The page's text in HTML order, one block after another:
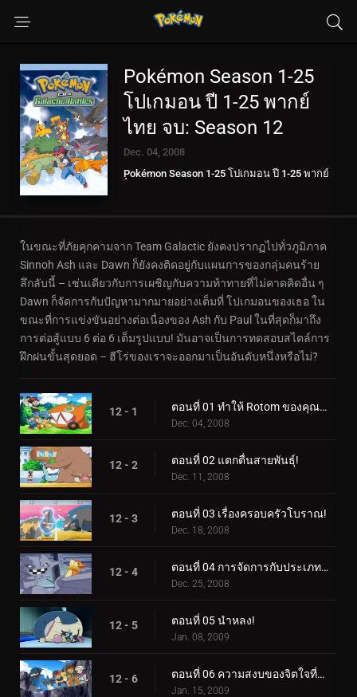
Pokémon Season 1-25
โปเกมอน ปี 1-25 พากย์
ไทย จบ: Season 12
Dec. 04, 2008
Pokémon Season 1-25 โปเกมอน ปี 1-25 พากย์
ในขณะที่ภัยคุกคามจาก Team Galactic ยังคงปรากฏไปทั่วภูมิภาค
Sinnoh Ash และ Dawn ก็ยังคงติดอยู่กับแผนการของกลุ่มคนร้าย
ลึกลับนี้ – เช่นเดียวกับการเผชิญกับความท้าทายที่ไม่คาดคิดอื่น ๆ
Dawn ก็จัดการกับปัญหามากมายอย่างเต็มที่ โปเกมอนของเธอ ใน
ขณะที่การแข่งขันอย่างต่อเนื่องของ Ash กับ Paul ในที่สุดก็มาถึง
การต่อสู้แบบ 6 ต่อ 6 เต็มรูปแบบ! มันอาจเป็นการทดสอบสไตล์การ
ฝึกฝนขั้นสุดยอด – ฮีโร่ของเราจะออกมาเป็นอันดับหนึ่งหรือไม่?
12 - 1 ตอนที่ 01 ทำให้ Rotom ของคุณทำงาน!
Dec. 04, 2008
12 - 2 ตอนที่ 02 แตกตื่นสายพันธุ์!
Dec. 11, 2008
12 - 3 ตอนที่ 03 เรื่องครอบครัวโบราณ!
Dec. 18, 2008
12 - 4 ตอนที่ 04 การจัดการกับประเภทการป้องกัน!
Dec. 25, 2008
12 - 5 ตอนที่ 05 นำหลง!
Jan. 08, 2009
12 - 6 ตอนที่ 06 ความสงบของจิตใจที่แข็งแกร่ง!
Jan. 15, 2009